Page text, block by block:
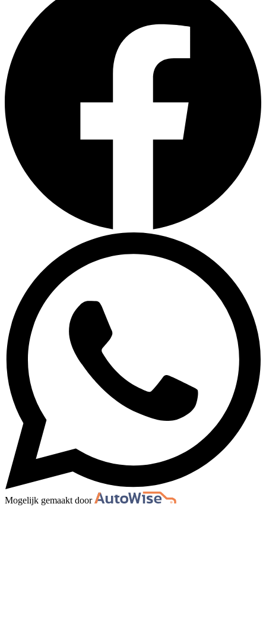
Mogelijk gemaakt door